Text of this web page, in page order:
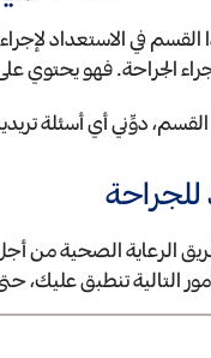
في الاستعداد لإجراء
الجراحة. فهو يحتوي
القسم، دوِّني أي أسئلة
للجراحة
الرعاية الصحية من
التالية تنطبق عليك،